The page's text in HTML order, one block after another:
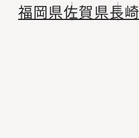
福岡県佐賀県長